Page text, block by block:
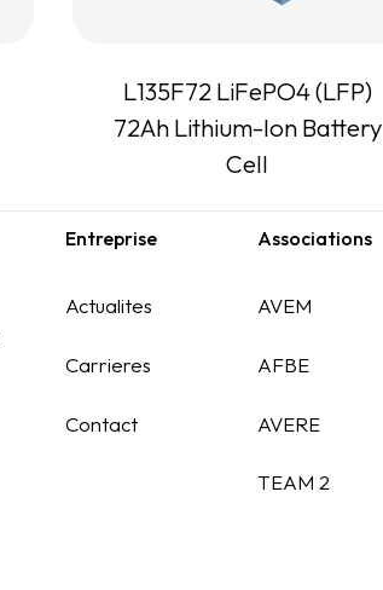
L135F72 LiFePO4 (LFP)
72Ah Lithium-Ion Battery
Cell
Entreprise
Actualites
Carrieres
Contact
Associations
AVEM
AFBE
AVERE
TEAM 2